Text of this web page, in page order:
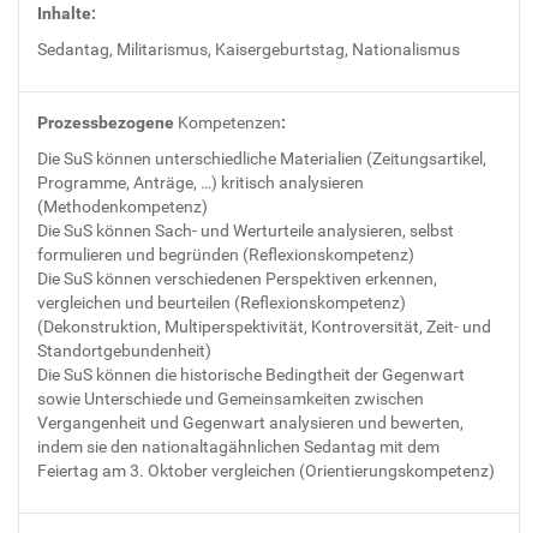
Inhalte:
Sedantag, Militarismus, Kaisergeburtstag, Nationalismus
Prozessbezogene Kompetenzen:
Die SuS können unterschiedliche Materialien (Zeitungsartikel,
Programme, Anträge, …) kritisch analysieren
(Methodenkompetenz)
Die SuS können Sach- und Werturteile analysieren, selbst
formulieren und begründen (Reflexionskompetenz)
Die SuS können verschiedenen Perspektiven erkennen,
vergleichen und beurteilen (Reflexionskompetenz)
(Dekonstruktion, Multiperspektivität, Kontroversität, Zeit- und
Standortgebundenheit)
Die SuS können die historische Bedingtheit der Gegenwart
sowie Unterschiede und Gemeinsamkeiten zwischen
Vergangenheit und Gegenwart analysieren und bewerten,
indem sie den nationaltagähnlichen Sedantag mit dem
Feiertag am 3. Oktober vergleichen (Orientierungskompetenz)